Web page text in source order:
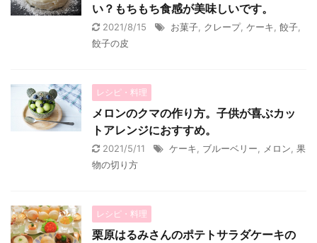
い？もちもち食感が美味しいです。
2021/8/15 お菓子 クレープ, ケーキ 餃子
餃子の皮
レシピ・料理
メロンのクマの作り方。子供が喜ぶカッ
トアレンジにおすすめ。
2021/5/11 ケーキ ブルーベリー メロン 果
物の切り方
レシピ・料理
栗原はるみさんのポテトサラダケーキの